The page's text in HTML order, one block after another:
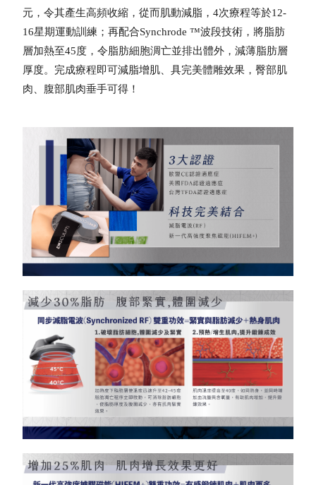
元，令其產生高頻收縮，從而肌動減脂，4次療程等於12-
16星期運動訓練；再配合Synchrode ™波段技術，將脂肪
層加熱至45度，令脂肪細胞淍亡並排出體外，減薄脂肪層
厚度。完成療程即可減脂增肌、具完美體雕效果，臀部肌
肉、腹部肌肉垂手可得！